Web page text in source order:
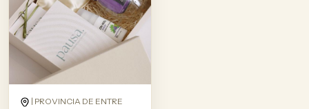
| PROVINCIA DE ENTRE